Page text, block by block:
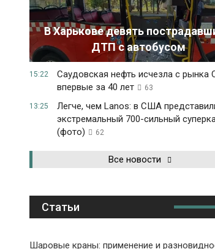
В Харькове девять
ДТП с автобусом
15:22
Саудовская нефть исчезла с рынка
впервые за 40 лет
63
13:25
Легче, чем Lanos: в США
экстремальный 700-сильный
(фото)
62
Все новости
Статьи
Шаровые краны: применение и